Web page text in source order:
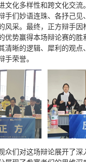
文化多样性和跨文化交流
手们妙语连珠、各抒己见
风采。最终，正方辩手因
优势赢得本场辩论赛的胜
清晰的逻辑、犀利的观点
手荣誉。
众们对这场辩论展开了深